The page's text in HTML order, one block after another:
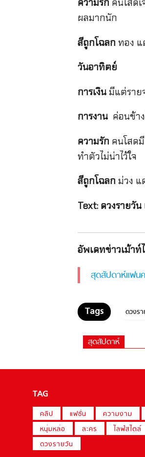
ความรัก คนโสด
ผลมากนัก
สีถูกโฉลก ทอง แ
วันอาทิตย์
การเงิน มีแต่ราย
การงานค่อนข้าง
ความรัก คนโสด
ทำตัวไม่น่าไว้ใจ
สีถูกโฉลก ม่วง แ
Text: ดวงรายวั
อัพเดทข่าวเม้าท์
สุดสัปดาห์แฟน
ดวงร
สุดสัปดาห์
TAG
คลิป แฟชั่น ความงาม
หนุ่มหล่อ
ละคร
ไลฟ์สไตล์
ดวงรายวัน